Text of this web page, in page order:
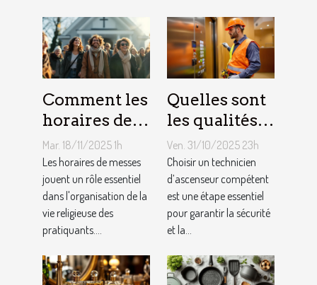
Comment les
horaires de
messes
facilitent la
vie des
pratiquants ?
Mar. 18/11/2025 1h
Les horaires de messes
jouent un rôle essentiel
dans l'organisation de la
vie religieuse des
pratiquants....
Quelles sont
les qualités à
rechercher
chez un
technicien
d’ascenseur ?
Ven. 31/10/2025 23h
Choisir un technicien
d’ascenseur compétent
est une étape essentiel
pour garantir la sécurité
et la...